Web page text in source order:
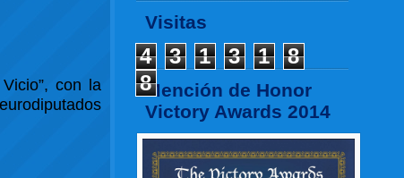
Visitas
4 3 1 3 1
8
8Mención de Honor
Victory Awards 2014
con la